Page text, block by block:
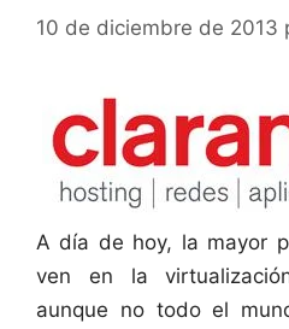
10 de diciembre de 2013
A día de hoy, la mayor
ven en la
aunque no todo el